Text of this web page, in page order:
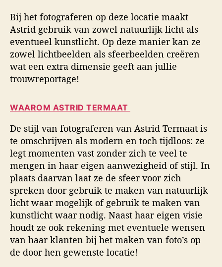
Bij het fotograferen op deze locatie maakt
Astrid gebruik van zowel natuurlijk licht als
eventueel kunstlicht. Op deze manier kan ze
zowel lichtbeelden als sfeerbeelden creëren
wat een extra dimensie geeft aan jullie
trouwreportage!
WAAROM ASTRID TERMAAT
De stijl van fotograferen van Astrid Termaat is
te omschrijven als modern en toch tijdloos: ze
legt momenten vast zonder zich te veel te
mengen in haar eigen aanwezigheid of stijl. In
plaats daarvan laat ze de sfeer voor zich
spreken door gebruik te maken van natuurlijk
licht waar mogelijk of gebruik te maken van
kunstlicht waar nodig. Naast haar eigen visie
houdt ze ook rekening met eventuele wensen
van haar klanten bij het maken van foto’s op
de door hen gewenste locatie!